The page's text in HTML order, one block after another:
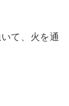
て、火を通